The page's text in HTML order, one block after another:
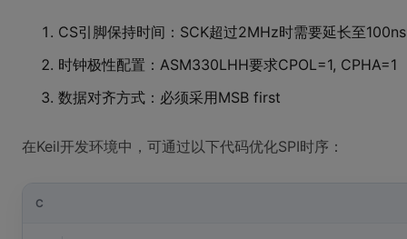
CS引脚保持时间：SCK超过2MHz时需要延长至100ns
时钟极性配置：ASM330LHH要求CPOL=1, CPHA=1
数据对齐方式：必须采用MSB first
在Keil开发环境中，可通过以下代码优化SPI时序：
C